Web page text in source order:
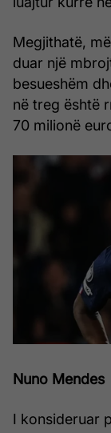
Megjithatë,
duar një
besueshëm
në treg është
70 milionë
Nuno Mendes
I konsideruar